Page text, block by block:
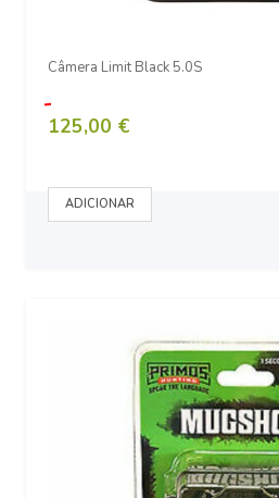
Câmera Limit Black 5.0S
125,00 €